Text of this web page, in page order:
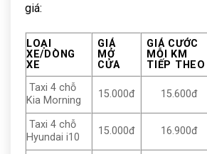
giá:
LOẠI
XE/DÒNG
XE
GIÁ
MỞ
CỬA
GIÁ CƯỚC
MỖI KM
TIẾP THEO
Taxi 4 chỗ
Kia Morning
15.000đ 15.600đ
Taxi 4 chỗ
Hyundai i10
15.000đ 16.900đ